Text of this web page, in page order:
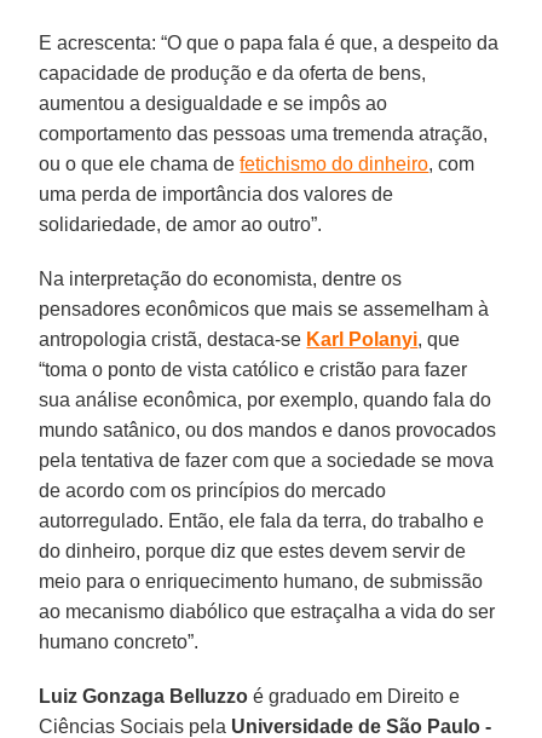
E acrescenta: “O que o papa fala é que, a despeito da
capacidade de produção e da oferta de bens,
aumentou a desigualdade e se impôs ao
comportamento das pessoas uma tremenda atração,
ou o que ele chama defetichismo do dinheiro, com
uma perda de importância dos valores de
solidariedade, de amor ao outro”.
Na interpretação do economista, dentre os
pensadores econômicos que mais se assemelham à
antropologia cristã, destaca-se Karl Polanyi, que
“toma o ponto de vista católico e cristão para fazer
sua análise econômica, por exemplo, quando fala do
mundo satânico, ou dos mandos e danos provocados
pela tentativa de fazer com que a sociedade se mova
de acordo com os princípios do mercado
autorregulado. Então, ele fala da terra, do trabalho e
do dinheiro, porque diz que estes devem servir de
meio para o enriquecimento humano, de submissão
ao mecanismo diabólico que estraçalha a vida do ser
humano concreto”.
Luiz Gonzaga Belluzzo é graduado em Direito e
Ciências Sociais pela Universidade de São Paulo -